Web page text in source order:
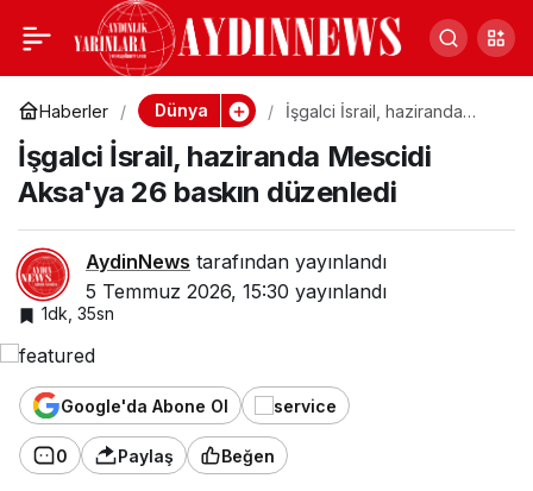
Haberler Dünya
İşgalci İsrail, haziranda
düzenledi
İşgalci İsrail, haziranda Mescidi
Aksa'ya 26 baskın düzenledi
AydinNews tarafından yayınlandı
5 Temmuz 2026, 15:30 yayınlandı
1dk, 35sn
Google'da Abone Ol
0 Paylaş Beğen
Katar'da deniz trafiği bir
haftalık duraklamanın
ardından yeniden açıldı
0 Paylaş